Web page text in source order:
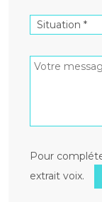
Pour
extrait voix.